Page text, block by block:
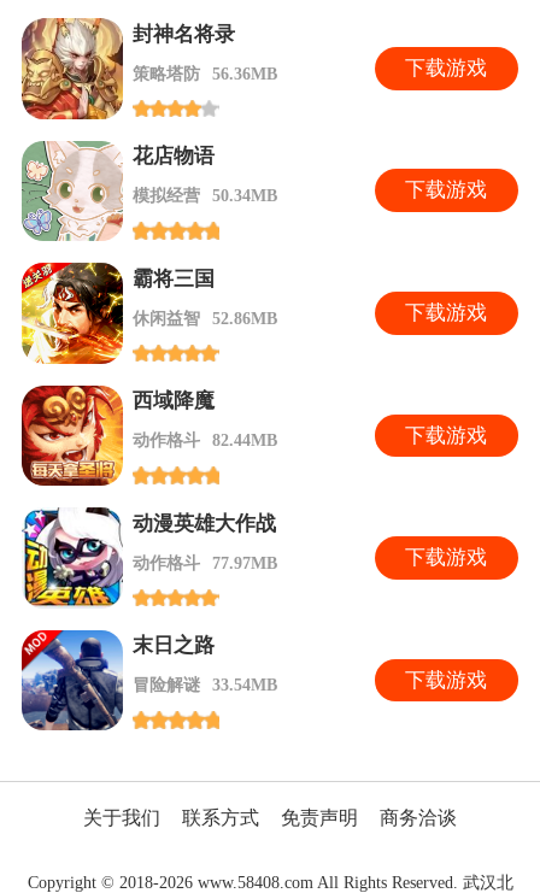
封神名将录
策略塔防 56.36MB 下载游戏
花店物语
模拟经营 50.34MB 下载游戏
霸将三国
休闲益智 52.86MB 下载游戏
西域降魔
动作格斗 82.44MB 下载游戏
动漫英雄大作战
动作格斗 77.97MB 下载游戏
末日之路
冒险解谜 33.54MB 下载游戏
关于我们 联系方式 免责声明 商务洽谈
Copyright © 2018-2026 www.58408.com All Rights Reserved. 武汉北